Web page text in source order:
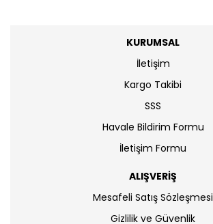
KURUMSAL
İletişim
Kargo Takibi
SSS
Havale Bildirim Formu
İletişim Formu
ALIŞVERİŞ
Mesafeli Satış Sözleşmesi
Gizlilik ve Güvenlik